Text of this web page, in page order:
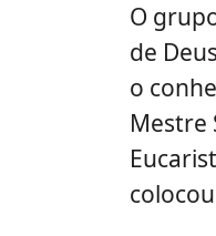
O
de
o
Mestre